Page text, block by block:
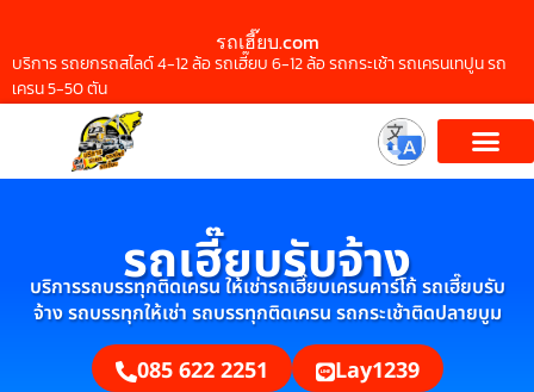
รถเฮี๊ยบ.com
บริการ รถยกรถสไลด์ 4-12 ล้อ รถเฮี๊ยบ 6-12 ล้อ รถกระเช้า รถเครนเทปูน รถ
เครน 5-50 ตัน
รถเฮี๊ยบรับจ้าง
บริการรถบรรทุกติดเครน ให้เช่ารถเฮี๊ยบเครนคาร์โก้ รถเฮี๊ยบรับ
จ้าง รถบรรทุกให้เช่า รถบรรทุกติดเครน รถกระเช้าติดปลายบูม
085 622 2251 Lay1239